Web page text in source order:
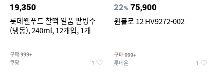
19,350
롯데웰푸드 찰떡 일품 팥빙수
(냉동), 240ml, 12개입, 1개
구매 999+
쿠팡 1
22% 75,900
윈플로 12 HV9272-002
구매 999+
롯데온 1